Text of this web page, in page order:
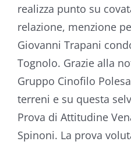
realizza punto su
relazione, menzione
Giovanni Trapani
Tognolo. Grazie alla
Gruppo Cinofilo
terreni e su questa
Prova di Attitudine
Spinoni. La prova